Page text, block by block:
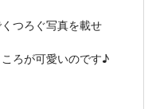
つろぐ写真を載せ
ろが可愛いのです♪